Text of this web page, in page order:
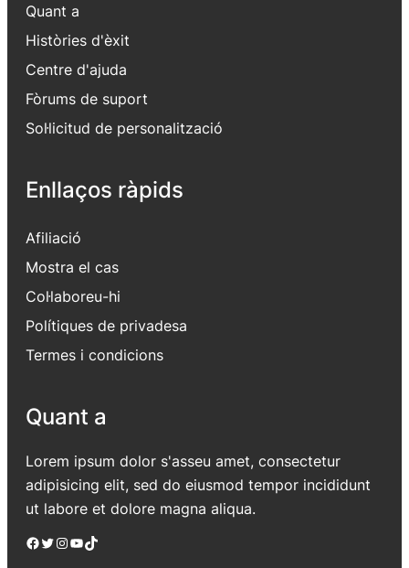
Quant a
Històries d'èxit
Centre d'ajuda
Fòrums de suport
Sol·licitud de personalització
Enllaços ràpids
Afiliació
Mostra el cas
Col·laboreu-hi
Polítiques de privadesa
Termes i condicions
Quant a
Lorem ipsum dolor s'asseu amet, consectetur
adipisicing elit, sed do eiusmod tempor incididunt
ut labore et dolore magna aliqua.
Facebook Twitter Instagram YouTube TikTok